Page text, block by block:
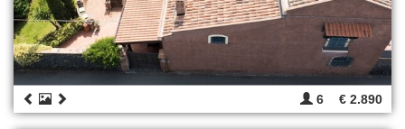
6 € 2.890